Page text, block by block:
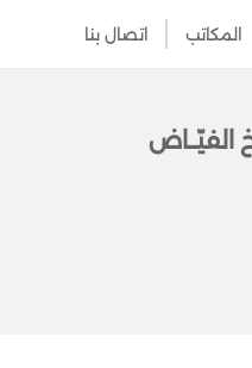
المكاتب اتصال بنا
الفيّــاض